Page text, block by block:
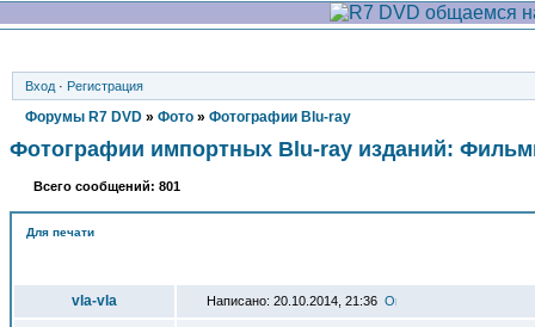
Вход · Регистрация
Форумы R7 DVD » Фото » Фотографии Blu-ray
Фотографии импортных Blu-ray изданий:
Всего сообщений: 801
Для печати
vla-vla Написано: 20.10.2014, 21:36